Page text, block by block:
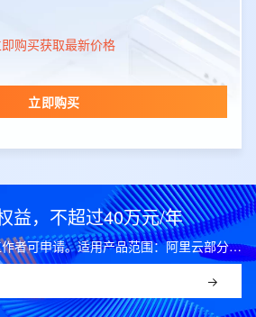
购买获取最新价格
立即购买
益，不超过40万元/年
教师(含博士后)及科研工作者可申请。适用产品范围：阿里云部分公共云产品，可开科研发票。